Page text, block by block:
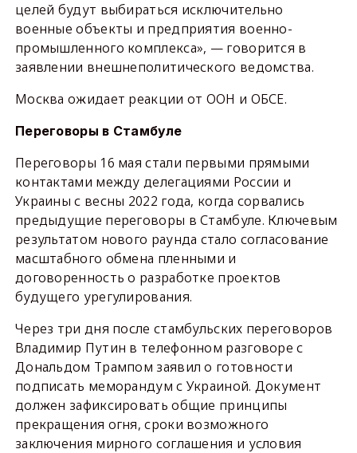
целей будут выбираться исключительно
военные объекты и предприятия военно-
промышленного комплекса», — говорится в
заявлении внешнеполитического ведомства.
Москва ожидает реакции от ООН и ОБСЕ.
Переговоры в Стамбуле
Переговоры 16 мая стали первыми прямыми
контактами между делегациями России и
Украины с весны 2022 года, когда сорвались
предыдущие переговоры в Стамбуле. Ключевым
результатом нового раунда стало согласование
масштабного обмена пленными и
договоренность о разработке проектов
будущего урегулирования.
Через три дня после стамбульских переговоров
Владимир Путин в телефонном разговоре с
Дональдом Трампом заявил о готовности
подписать меморандум с Украиной. Документ
должен зафиксировать общие принципы
прекращения огня, сроки возможного
заключения мирного соглашения и условия